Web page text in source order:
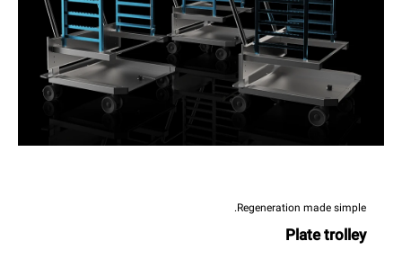
Regeneration made simple.
Plate trolley